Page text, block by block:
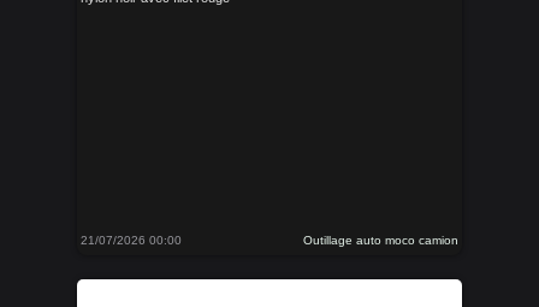
21/07/2026 00:00 Outillage auto moco camion